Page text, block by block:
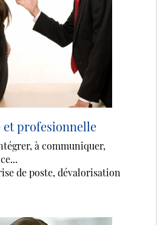
et profesionnelle
à communiquer,
de poste, dévalorisation